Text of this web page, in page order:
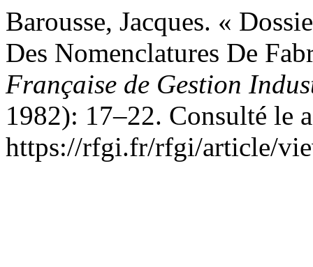
Barousse, Jacques. «
Des Nomenclatures De
Française de Gestion
1982): 17–22. Consulté le
https://rfgi.fr/rfgi/article/